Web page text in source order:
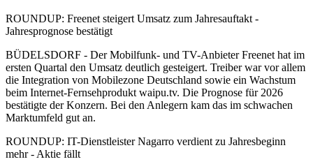
ROUNDUP: Freenet steigert Umsatz zum Jahresauftakt -
Jahresprognose bestätigt
BÜDELSDORF - Der Mobilfunk- und TV-Anbieter Freenet hat im
ersten Quartal den Umsatz deutlich gesteigert. Treiber war vor allem
die Integration von Mobilezone Deutschland sowie ein Wachstum
beim Internet-Fernsehprodukt waipu.tv. Die Prognose für 2026
bestätigte der Konzern. Bei den Anlegern kam das im schwachen
Marktumfeld gut an.
ROUNDUP: IT-Dienstleister Nagarro verdient zu Jahresbeginn
mehr - Aktie fällt